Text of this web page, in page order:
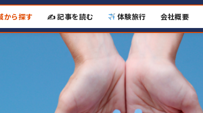
から探す ✍️ 記事を読む 体験旅行 会社概要